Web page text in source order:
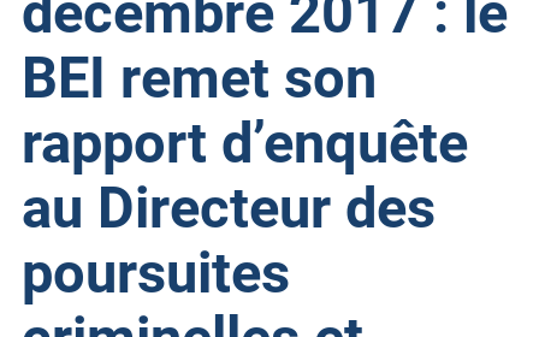
BEI remet son
rapport d’enquête
au Directeur des
poursuites